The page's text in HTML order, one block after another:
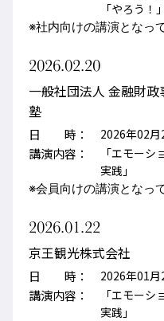
「やろう！
※社内向けの講演となっ
2026.02.20
一般社団法人 金融財
塾
日 時： 2026年02月
講演内容：
「エモー
実践」
※会員向けの講演となっ
2026.01.22
京王観光株式会社
日 時： 2026年01月
講演内容：
「エモー
実践」